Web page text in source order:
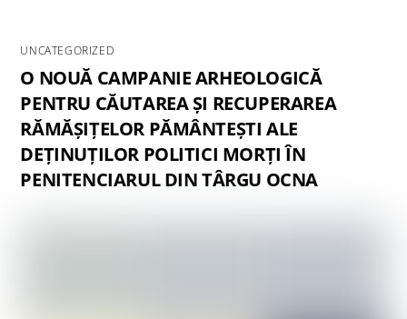
UNCATEGORIZED
O NOUĂ CAMPANIE ARHEOLOGICĂ
PENTRU CĂUTAREA ȘI RECUPERAREA
RĂMĂȘIȚELOR PĂMÂNTEȘTI ALE
DEȚINUȚILOR POLITICI MORȚI ÎN
PENITENCIARUL DIN TÂRGU OCNA